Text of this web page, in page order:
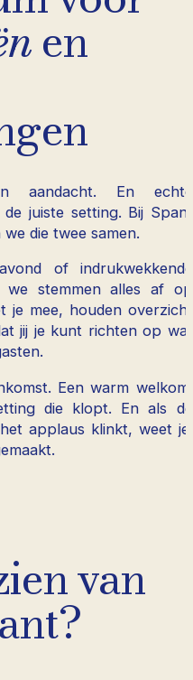
en
aandacht. En echte
juiste setting. Bij Spant
die twee samen.
of indrukwekkende
we stemmen alles af op
je mee, houden overzicht
jij je kunt richten op wat
Een warm welkom.
die klopt. En als de
applaus klinkt, weet je:
van